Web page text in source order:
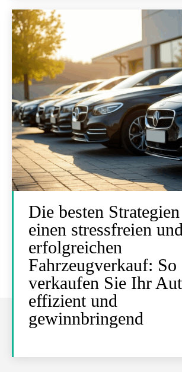
Die besten
einen stressfreien und
erfolgreichen
Fahrzeugverkauf: So
verkaufen Sie Ihr
effizient und
gewinnbringend